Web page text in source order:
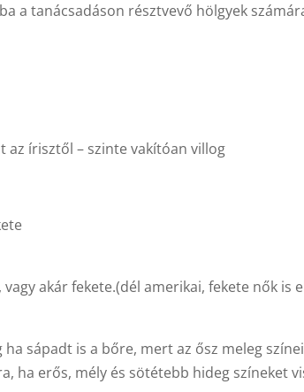
a tanácsadáson résztvevő hölgyek
az írisztől – szinte vakítóan villog
akár fekete.(dél amerikai, fekete nők is
ha sápadt is a bőre, mert az ősz meleg
ha erős, mély és sötétebb hideg színeket